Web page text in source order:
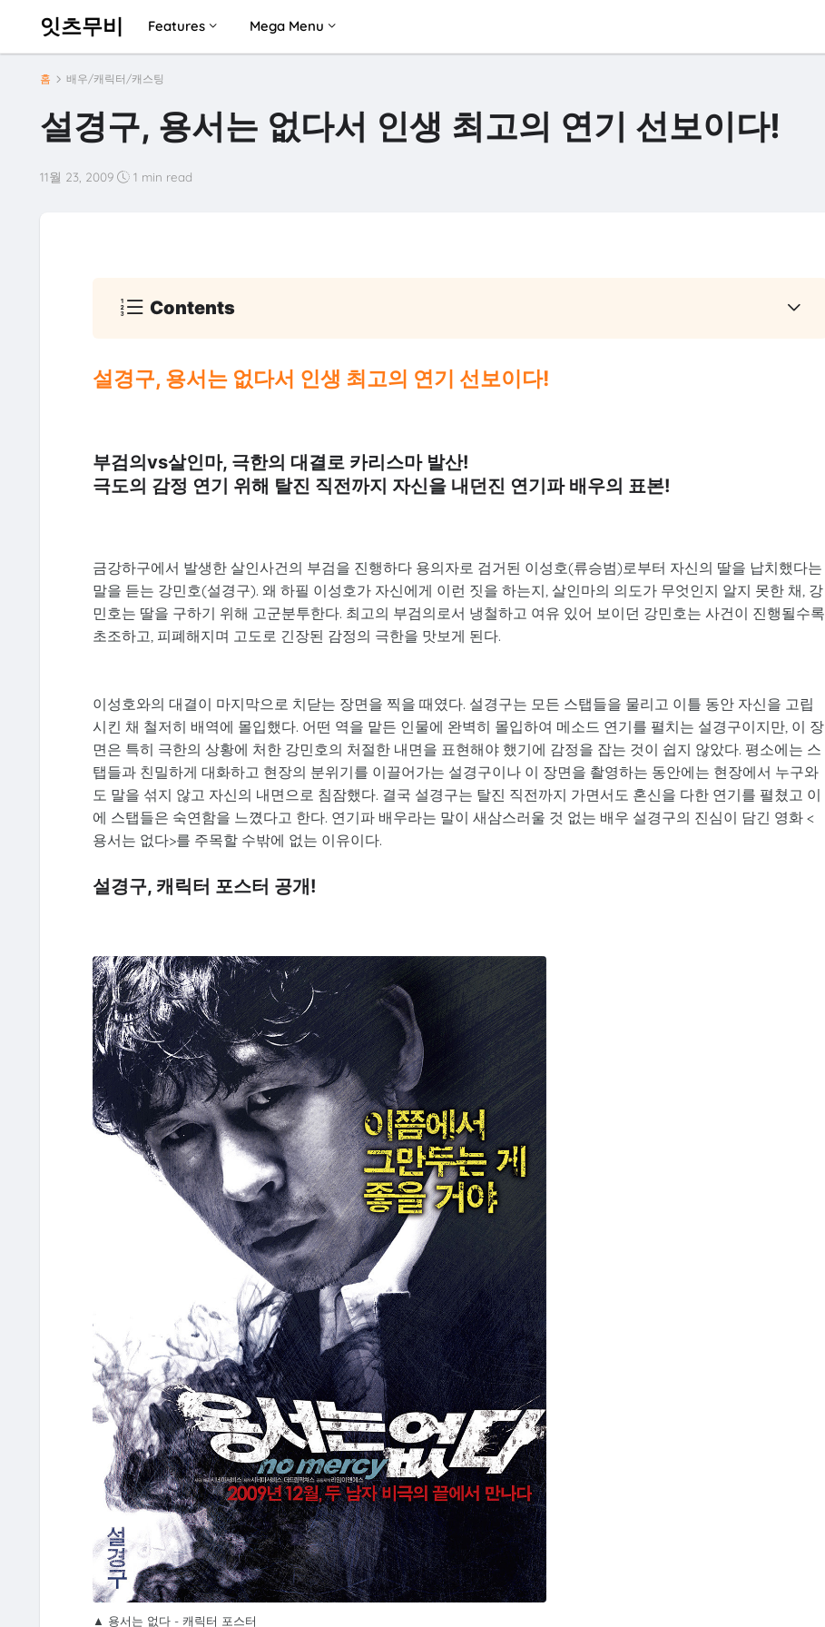
잇츠무비 Features Mega Menu
홈 배우/캐릭터/캐스팅
설경구, 용서는 없다서 인생 최고의 연기 선보이다!
11월 23, 2009 1 min read
Contents
설경구, 용서는 없다서 인생 최고의 연기 선보이다!
부검의vs살인마, 극한의 대결로 카리스마 발산!
극도의 감정 연기 위해 탈진 직전까지 자신을 내던진 연기파 배우의 표본!
금강하구에서 발생한 살인사건의 부검을 진행하다 용의자로 검거된 이성호(류승범)로부터 자신의 딸을 납치했다는
말을 듣는 강민호(설경구). 왜 하필 이성호가 자신에게 이런 짓을 하는지, 살인마의 의도가 무엇인지 알지 못한 채, 강
민호는 딸을 구하기 위해 고군분투한다. 최고의 부검의로서 냉철하고 여유 있어 보이던 강민호는 사건이 진행될수록
초조하고, 피폐해지며 고도로 긴장된 감정의 극한을 맛보게 된다.
이성호와의 대결이 마지막으로 치닫는 장면을 찍을 때였다. 설경구는 모든 스탭들을 물리고 이틀 동안 자신을 고립
시킨 채 철저히 배역에 몰입했다. 어떤 역을 맡든 인물에 완벽히 몰입하여 메소드 연기를 펼치는 설경구이지만, 이 장
면은 특히 극한의 상황에 처한 강민호의 처절한 내면을 표현해야 했기에 감정을 잡는 것이 쉽지 않았다. 평소에는 스
탭들과 친밀하게 대화하고 현장의 분위기를 이끌어가는 설경구이나 이 장면을 촬영하는 동안에는 현장에서 누구와
도 말을 섞지 않고 자신의 내면으로 침잠했다. 결국 설경구는 탈진 직전까지 가면서도 혼신을 다한 연기를 펼쳤고 이
에 스탭들은 숙연함을 느꼈다고 한다. 연기파 배우라는 말이 새삼스러울 것 없는 배우 설경구의 진심이 담긴 영화 <
용서는 없다>를 주목할 수밖에 없는 이유이다.
설경구, 캐릭터 포스터 공개!
▲ 용서는 없다 - 캐릭터 포스터